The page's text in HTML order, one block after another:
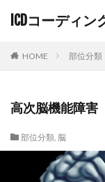
ICDコーディ
HOME 部位分類
高次脳機能障害
部位分類, 脳